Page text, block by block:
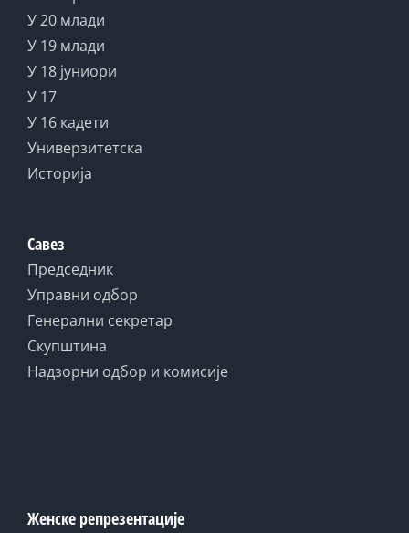
У 20 млади
У 19 млади
У 18 јуниори
У 17
У 16 кадети
Универзитетска
Историја
Савез
Председник
Управни одбор
Генерални секретар
Скупштина
Надзорни одбор и комисије
Женске репрезентације